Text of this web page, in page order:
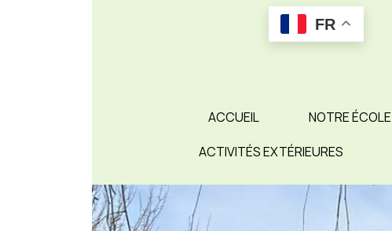
FR
ACCUEIL NOTRE ÉCOLE
ACTIVITÉS EXTÉRIEURES